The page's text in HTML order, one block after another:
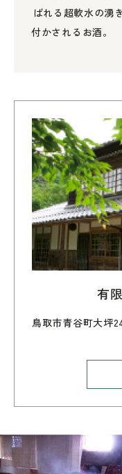
ばれる超軟水の湧
付かされるお酒。
有
鳥取市青谷町大坪